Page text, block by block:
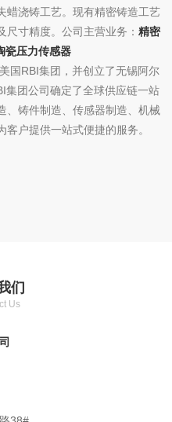
蜡浇铸工艺。现有精密铸造工艺
尺寸精度。公司主营业务：精密
瓷压力传感器
国RBI集团，并创立了无锡阿尔
集团公司确定了全球供应链一站
、铸件制造、传感器制造、机械
户提供一站式便捷的服务。
们
Us